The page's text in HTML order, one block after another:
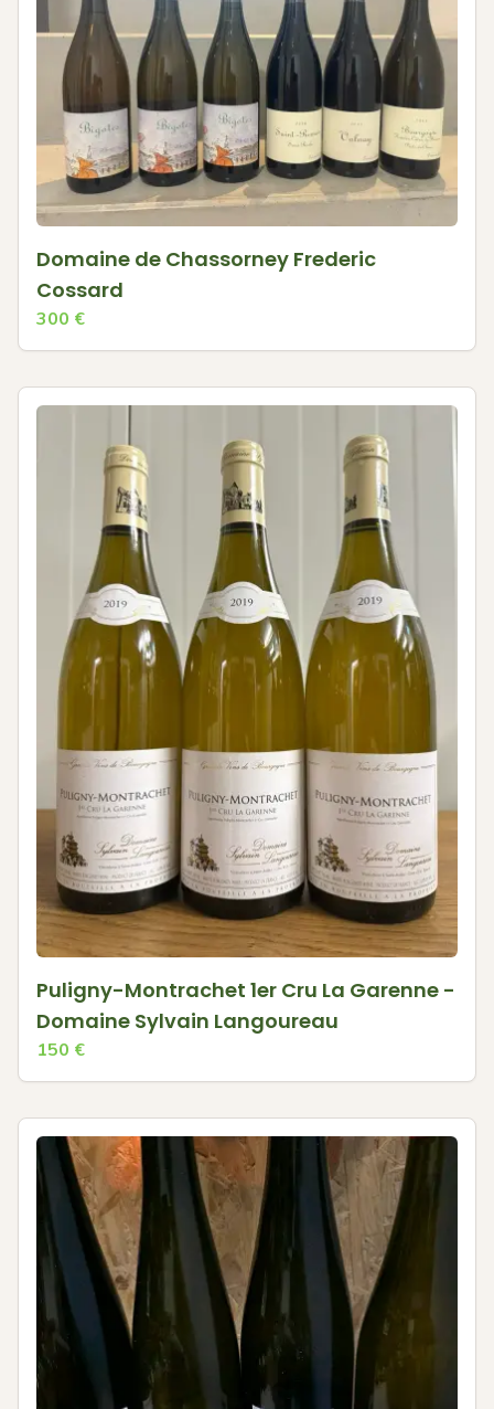
Domaine de Chassorney Frederic
Cossard
300 €
Puligny-Montrachet 1er Cru La Garenne -
Domaine Sylvain Langoureau
150 €